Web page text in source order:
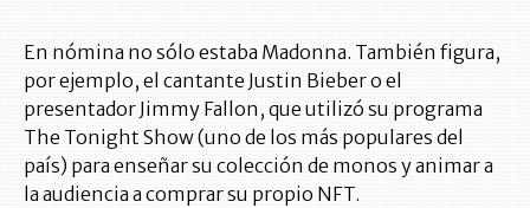
En nómina no sólo estaba Madonna. También figura,
por ejemplo, el cantante Justin Bieber o el
presentador Jimmy Fallon, que utilizó su programa
The Tonight Show (uno de los más populares del
país) para enseñar su colección de monos y animar a
la audiencia a comprar su propio NFT.